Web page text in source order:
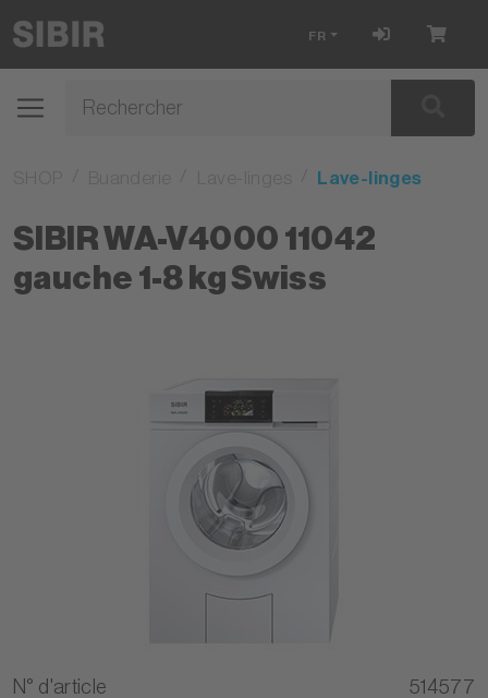
FR
Lave-linges
SIBIR WA-V4000 11042
gauche 1-8 kg Swiss
N° d'article 514577